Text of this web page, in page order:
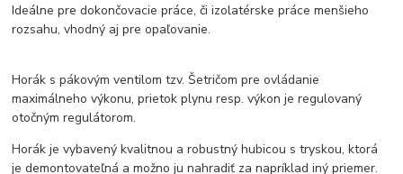
Ideálne pre dokončovacie práce, či izolatérske práce menšieho
rozsahu, vhodný aj pre opaľovanie.
Horák s pákovým ventilom tzv. Šetričom pre ovládanie
maximálneho výkonu, prietok plynu resp. výkon je regulovaný
otočným regulátorom.
Horák je vybavený kvalitnou a robustný hubicou s tryskou, ktorá
je demontovateľná a možno ju nahradiť za napríklad iný priemer.